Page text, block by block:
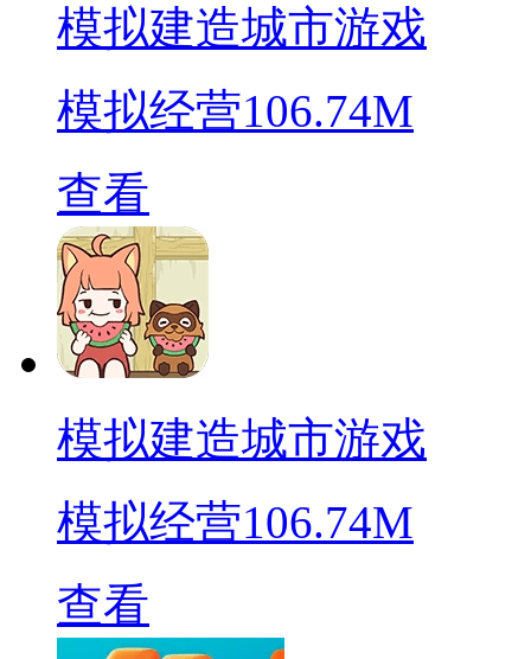
模拟建造城市游戏
模拟经营106.74M
查看
模拟建造城市游戏
模拟经营106.74M
查看